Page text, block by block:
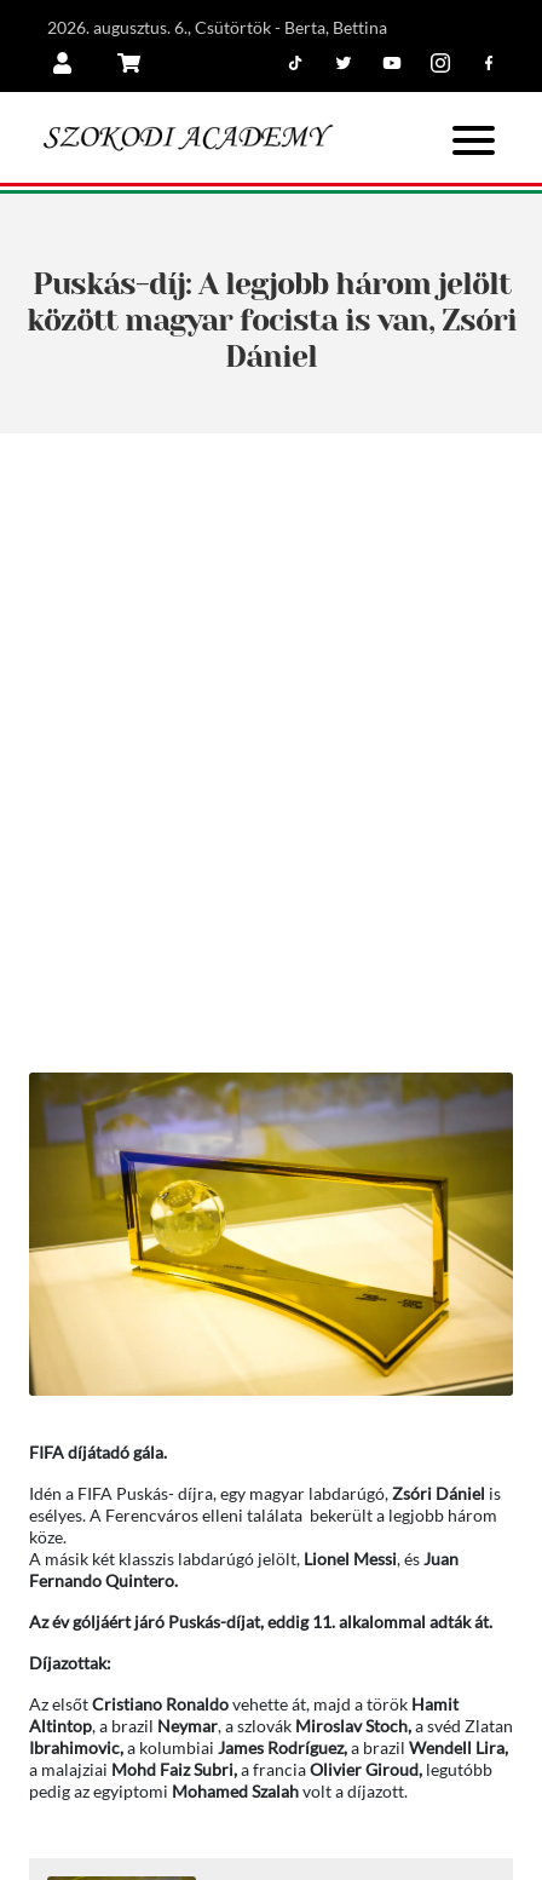
2026. augusztus. 6., Csütörtök - Berta, Bettina
Puskás-díj: A legjobb három jelölt
között magyar focista is van, Zsóri
Dániel
FIFA díjátadó gála.
Idén a FIFA Puskás- díjra, egy magyar labdarúgó,Zsóri Dániel is
esélyes. A Ferencváros elleni találata bekerült a legjobb három
köze.
A másik két klasszis labdarúgó jelölt, Lionel Messi, ésJuan
Fernando Quintero.
Az év góljáért járó Puskás-díjat, eddig 11. alkalommal adták át.
Díjazottak:
Az elsőtCristiano Ronaldovehette át, majd a török Hamit
Altintop, a brazil Neymar, a szlovák Miroslav Stoch,a svéd Zlatan
Ibrahimovic,a kolumbiai James Rodríguez,a brazil Wendell Lira,
a malajziai Mohd Faiz Subri,a franciaOlivier Giroud,legutóbb
pedig az egyiptomi Mohamed Szalahvolt a díjazott.